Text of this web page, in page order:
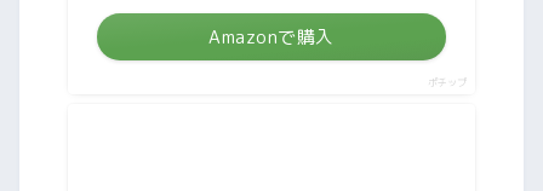
Amazonで購入
ポチップ